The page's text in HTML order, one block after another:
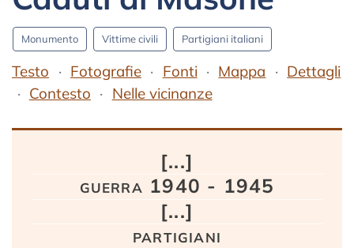
Monumento Vittime civili Partigiani italiani
Testo Fotografie Fonti Mappa
Dettagli
Contesto
Nelle vicinanze
[...]
guerra 1940 - 1945
[...]
partigiani